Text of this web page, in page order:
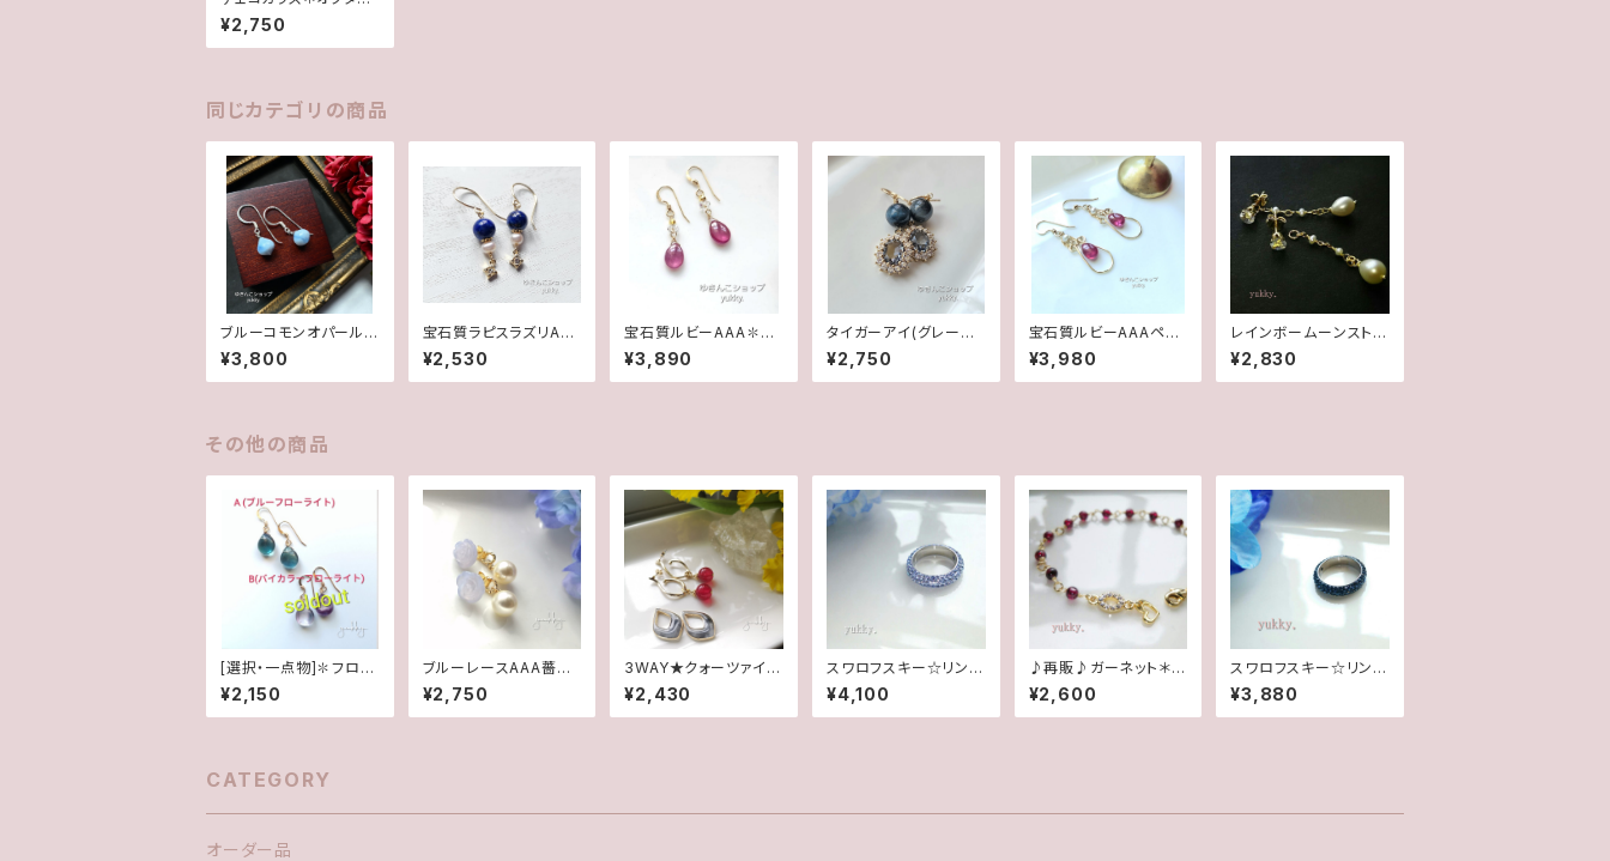
ン(グリーントルコ)G14
kgfピアス/イヤリング
¥2,750
同じカテゴリの商品
ブルーコモンオパール/
オニオンカット✽Silver
925ピアス/イヤリング
★
¥3,800
宝石質ラピスラズリAAA
✽淡水パール14kgfピ
アス/イヤリング
¥2,530
宝石質ルビーAAA✽ク
リスタル14kgfデザイン
ピアス/イヤリング
¥3,890
タイガーアイ(グレーカ
ラー)✽フレームガラス1
4kgfピアス/イヤリング
¥2,750
宝石質ルビーAAAペア
シェイプ✽淡水パール1
4kgfデザインピアス/イ
ヤリング
¥3,980
レインボームーンストー
ン＊淡水2wayポストピ
アス14kgf
¥2,830
その他の商品
[選択・一点物]✽フロー
ライト＊(1ペア)14kgfピ
アス
¥2,150
ブルーレースAAA薔薇
✽スワロフスキーパー
ル★2WAYポストピアス
¥2,750
3WAY★クォーツァイト
(ぶどう色)&マーブルエ
ポ/フープチタンポスト
ピアス
¥2,430
スワロフスキー☆リング
☆Lt.サファイヤ(16.5
号)
¥4,100
♪再販♪ガーネット＊ラ
ウンド4mmブレスレッ
ト
¥2,600
スワロフスキー☆リング
☆モンタナ(11.5号)
¥3,880
CATEGORY
オーダー品